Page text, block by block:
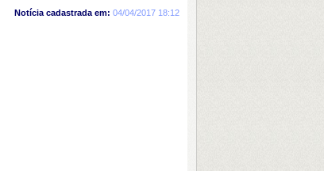
Notícia cadastrada em: 04/04/2017 18:12